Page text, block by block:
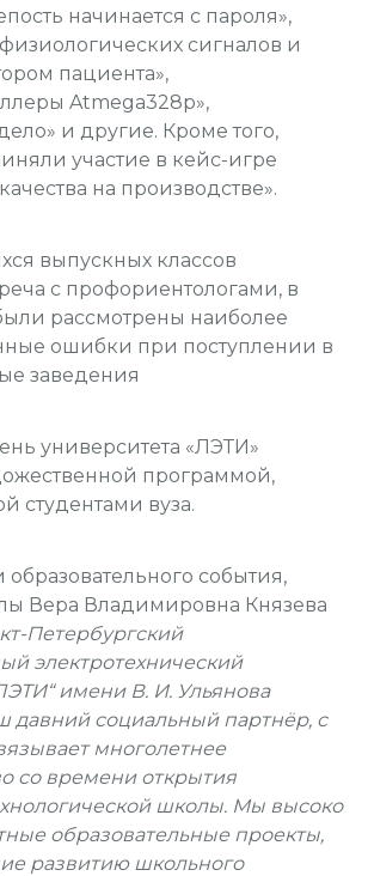
начинается с пароля»,
сигналов и
пациента»,
Atmega328p»,
и другие. Кроме того,
участие в кейс-игре
на производстве».
выпускных классов
с профориентологами, в
рассмотрены наиболее
ошибки при поступлении в
заведения
университета «ЛЭТИ»
программой,
студентами вуза.
события,
Вера Владимировна Князева
Петербургский
электротехнический
имени В. И. Ульянова
давний социальный партнёр, с
многолетнее
со времени открытия
школы. Мы высоко
образовательные проекты,
развитию школьного